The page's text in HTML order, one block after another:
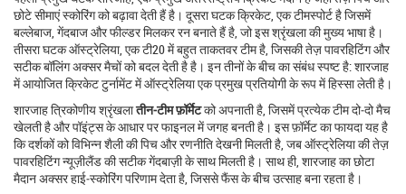
छोटे सीमाएं स्कोरिंग को बढ़ावा देती हैंहै। दूसरा घटकक्रिकेट एक टीमस्पोर्ट है जिसमें
बल्लेबाज, गेंदबाज और फील्डर मिलकर रन बनाते हैंहै, जो इस श्रृंखला की मुख्य भाषा है।
तीसरा घटकऑस्ट्रेलिया, एक टी20 में बहुत ताकतवर टीम है, जिसकी तेज़ पावरहिटिंग और
सटीक बॉलिंग अक्सर मैचों को बदल देती हैहै। इन तीनों के बीच का संबंध स्पष्ट है: शारजाह
में आयोजित क्रिकेट टुर्नामेंट में ऑस्ट्रेलिया एक प्रमुख प्रतियोगी के रूप में हिस्सा लेती है।
शारजाह त्रिकोणीय श्रृंखलातीन‑टीम फ़ॉर्मेटको अपनाती है, जिसमें प्रत्येक टीम दो‑दो मैच
खेलती है और पॉइंट्स के आधार पर फाइनल में जगह बनती है। इस फ़ॉर्मेट का फायदा यह है
कि दर्शकों को विभिन्न शैली की पिच और रणनीति देखनी मिलती है, जब ऑस्ट्रेलिया की तेज़
पावरहिटिंग न्यूज़ीलैंड की सटीक गेंदबाज़ी के साथ मिलती है। साथ ही, शारजाह का छोटा
मैदान अक्सर हाई‑स्कोरिंग परिणाम देता है, जिससे फैंस के बीच उत्साह बना रहता है।